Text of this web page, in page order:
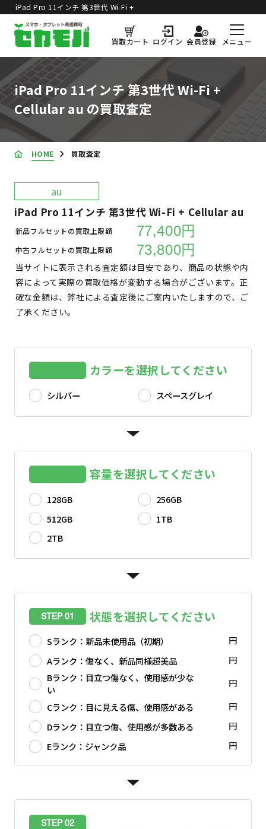
買取価格更新日：2026年8月4日
iPad Pro 11インチ 第3世代 Wi-Fi +
買取カート ログイン 会員登録 メニュー
iPad Pro 11インチ 第3世代 Wi-Fi +
Cellular au の買取査定
HOME 買取査定
au
iPad Pro 11インチ 第3世代 Wi-Fi + Cellular au
新品フルセットの買取上限額 77,400円
中古フルセットの買取上限額 73,800円
当サイトに表示される査定額は目安であり、商品の状態や内
容によって実際の買取価格が変動する場合がございます。正
確な金額は、弊社による査定後にご案内いたしますので、ご
了承ください。
カラーを選択してください
シルバー スペースグレイ
容量を選択してください
128GB
256GB
512GB
1TB
2TB
STEP 01 状態を選択してください
Sランク：新品未使用品（初期）
円
Aランク：傷なく、新品同様超美品
円
Bランク：目立つ傷なく、使用感が少な
い
円
Cランク：目に見える傷、使用感がある
円
Dランク：目立つ傷、使用感が多数ある
円
Eランク：ジャンク品
円
STEP 02